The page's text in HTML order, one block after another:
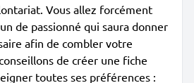
Vous allez forcément
de passionné qui saura donner
afin de combler votre
de créer une fiche
toutes ses préférences :